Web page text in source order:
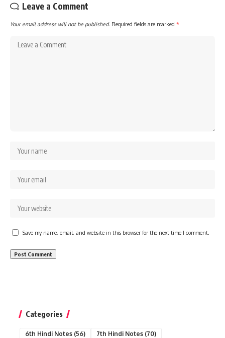
Leave a Comment
Your email address will not be published. Required fields are marked *
Save my name, email, and website in this browser for the next time I comment.
Categories
6th Hindi Notes (56) 7th Hindi Notes (70)